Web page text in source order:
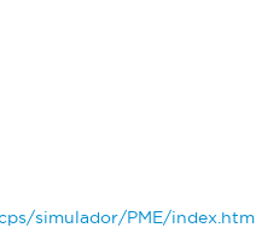
simulador/PME/index.htm